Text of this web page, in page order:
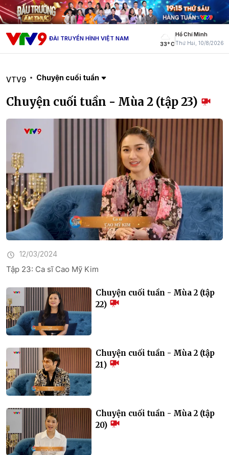
ĐÀI TRUYỀN HÌNH VIỆT NAM
33° C
Hồ Chí Minh
Thứ Hai, 10/8/2026
VTV9 Chuyện cuối tuần
Chuyện cuối tuần - Mùa 2 (tập 23)
12/03/2024
Tập 23: Ca sĩ Cao Mỹ Kim
Chuyện cuối tuần - Mùa 2 (tập
22)
Chuyện cuối tuần - Mùa 2 (tập
21)
Chuyện cuối tuần - Mùa 2 (tập
20)